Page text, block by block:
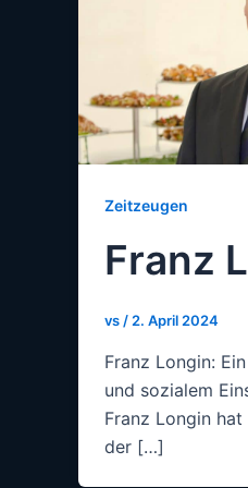
Zeitzeugen
Franz
vs/2. April 2024
Franz Longin:
und sozialem
Franz Longin
der […]